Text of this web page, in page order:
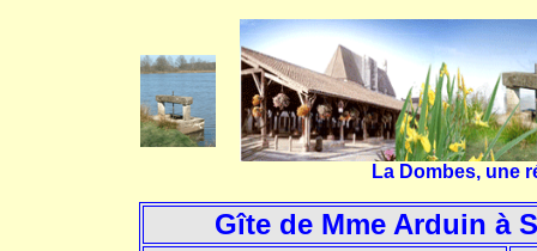
La Dombes, une
Gîte de Mme Arduin à